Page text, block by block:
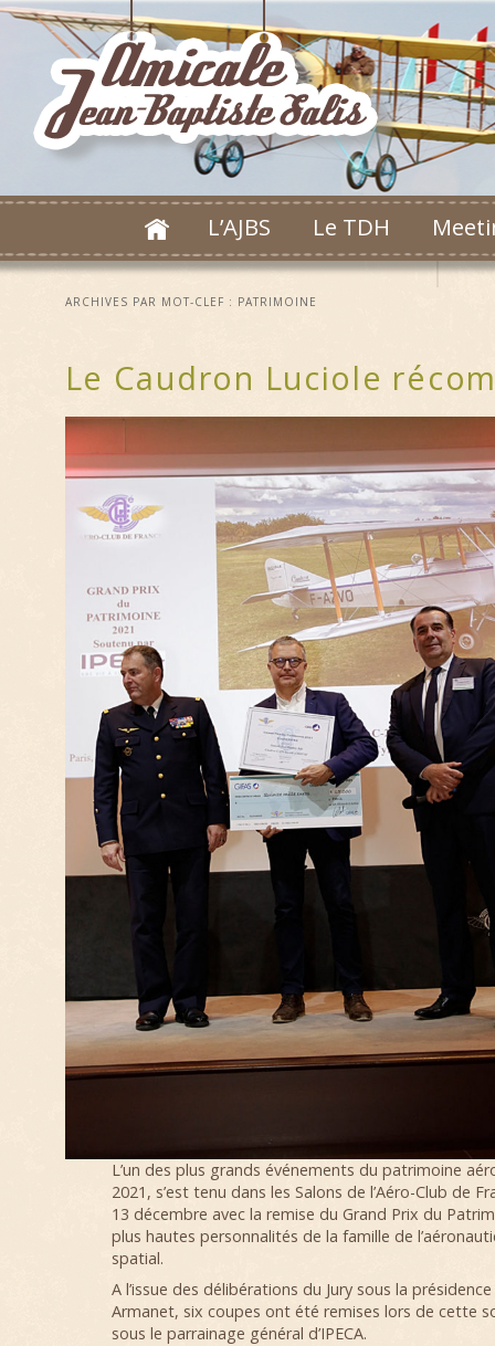
L’AJBS Le TDH
ARCHIVES PAR MOT-CLEF : PATRIMOINE
Le Caudron Luciole
L’un des plus grands événements du patrimoine
2021, s’est tenu dans les Salons de l’Aéro-Club de
13 décembre avec la remise du Grand Prix du
plus hautes personnalités de la famille de
spatial.
A l’issue des délibérations du Jury sous la
Armanet, six coupes ont été remises lors de cette
sous le parrainage général d’IPECA.